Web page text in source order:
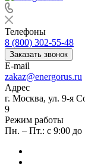
Телефоны
8 (800) 302-55-48
Заказать звонок
E-mail
zakaz@energorus.ru
Адрес
г. Москва, ул. 9-я
9
Режим работы
Пн. – Пт.: с 9:00 до